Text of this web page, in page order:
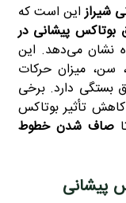
شیرازاین است که
بوتاکسپیشانی در
خود را بین ۳ تا ۶ ماه نشان می‌دهد. این
سن، میزان حرکات
بستگی دارد. برخی
تأثیر بوتاکس
صاف شدن خطوط
پیشانی